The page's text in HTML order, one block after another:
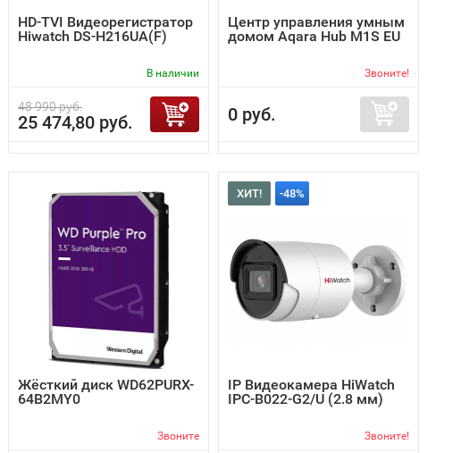
HD-TVI Видеорегистратор
Hiwatch DS-H216UA(F)
В наличии
48 990 руб.
25 474,80 руб.
Центр управления умным
домом Aqara Hub M1S EU
Звоните!
0 руб.
Жёсткий диск WD62PURX-
64B2MY0
Звоните
ХИТ! -48%
IP Видеокамера HiWatch
IPC-B022-G2/U (2.8 мм)
Звоните!